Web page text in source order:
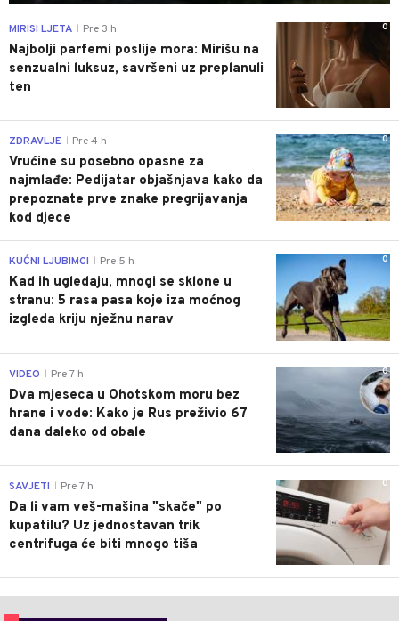
0
MIRISI LJETA Pre 3 h
Najbolji parfemi poslije mora: Mirišu na
senzualni luksuz, savršeni uz preplanuli
ten
0
ZDRAVLJE Pre 4 h
Vrućine su posebno opasne za
najmlađe: Pedijatar objašnjava kako da
prepoznate prve znake pregrijavanja
kod djece
0
KUĆNI LJUBIMCI Pre 5 h
Kad ih ugledaju, mnogi se sklone u
stranu: 5 rasa pasa koje iza moćnog
izgleda kriju nježnu narav
0
VIDEO Pre 7 h
Dva mjeseca u Ohotskom moru bez
hrane i vode: Kako je Rus preživio 67
dana daleko od obale
0
SAVJETI Pre 7 h
Da li vam veš-mašina "skače" po
kupatilu? Uz jednostavan trik
centrifuga će biti mnogo tiša